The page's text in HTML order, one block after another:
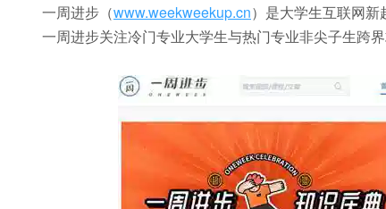
一周进步（www.weekweekup.cn）是大学生互联网
一周进步关注冷门专业大学生与热门专业非尖子生跨